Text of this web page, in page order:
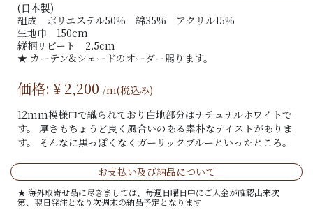
(日本製)
組成 ポリエステル50% 綿35% アクリル15%
生地巾 150cm
縦柄リピート 2.5cm
★ カーテン&シェードのオーダー賜ります。
価格: ¥2,200 /m(税込み)
12mm模様巾で織られており白地部分はナチュナルホワイトで
す。 厚さもちょうど良く風合いのある素朴なテイストがありま
す。 そんなに黒っぽくなくガーリックブルーといったところ。
お支払い及び納品について
★ 海外取寄せ品に尽きましては、毎週日曜日中にご入金が確認出来次
第、翌日発注となり次週末の納品予定となります